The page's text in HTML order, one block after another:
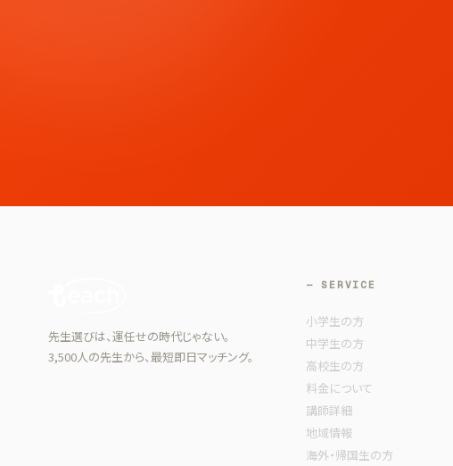
先生選びは、運任せの時代じゃない。
3,500人の先生から、最短即日マッチング。
— SERVICE
小学生の方
中学生の方
高校生の方
料金について
講師詳細
地域情報
海外・帰国生の方